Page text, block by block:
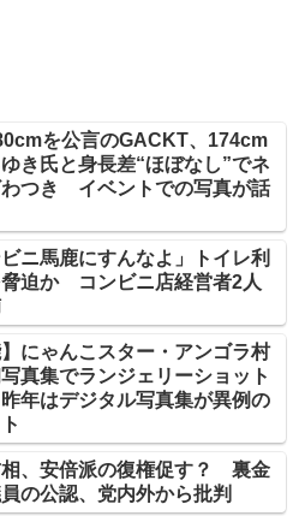
を公言のGACKT、174cm
き氏と身長差“ほぼなし”でネ
わつき イベントでの写真が話
ビニ馬鹿にすんなよ」トイレ利
脅迫か コンビニ店経営者2人
】にゃんこスター・アンゴラ村
真集でランジェリーショット
年はデジタル写真集が異例の
、安倍派の復権促す？ 裏金
の公認、党内外から批判